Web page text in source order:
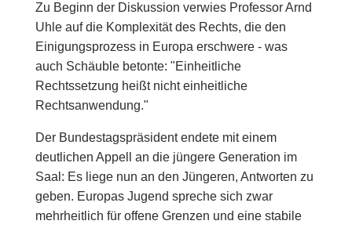
Zu Beginn der Diskussion verwies Professor Arnd
Uhle auf die Komplexität des Rechts, die den
Einigungsprozess in Europa erschwere - was
auch Schäuble betonte: "Einheitliche
Rechtssetzung heißt nicht einheitliche
Rechtsanwendung."
Der Bundestagspräsident endete mit einem
deutlichen Appell an die jüngere Generation im
Saal: Es liege nun an den Jüngeren, Antworten zu
geben. Europas Jugend spreche sich zwar
mehrheitlich für offene Grenzen und eine stabile